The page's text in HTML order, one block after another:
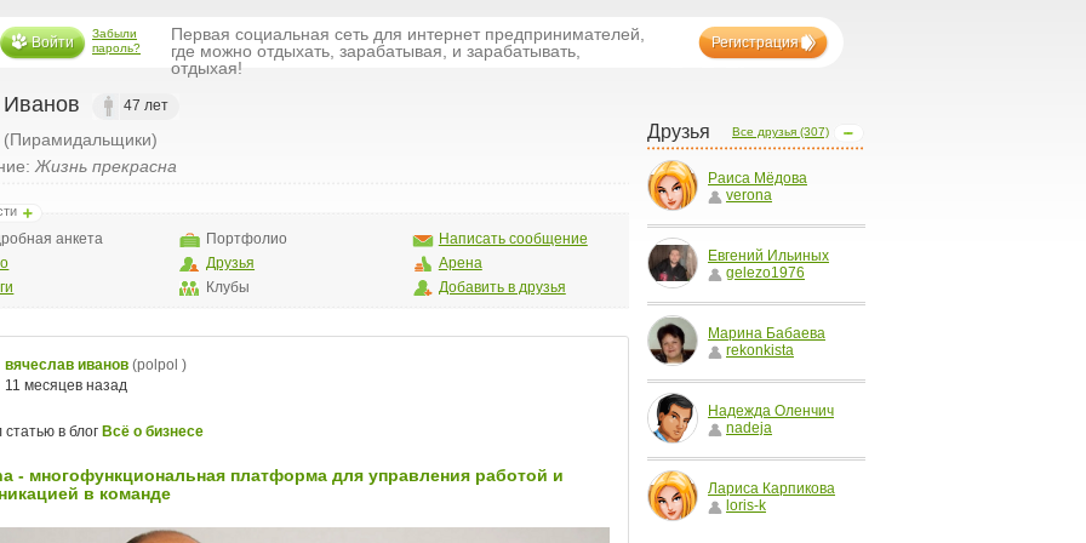
Войти
Забыли
пароль?
Первая социальная сеть для интернет предпринимателей,
где можно отдыхать, зарабатывая, и зарабатывать,
отдыхая!
Регистрация
Все друзья (307)
Друзья
Раиса Мёдова
verona
Евгений Ильиных
gelezo1976
Марина Бабаева
rekonkista
Надежда Оленчич
nadeja
Лариса Карпикова
loris-k
Иванов 47 лет
(Пирамидальщики)
Жизнь прекрасна
анкета
Портфолио
Друзья
Клубы
Написать сообщение
Арена
Добавить в друзья